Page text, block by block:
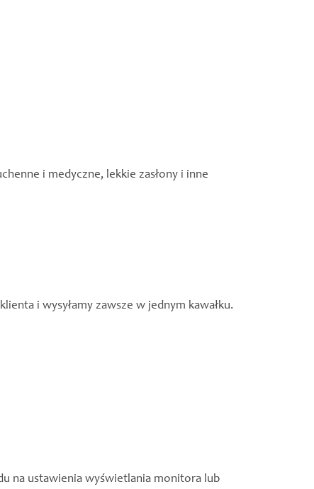
i medyczne, lekkie zasłony i inne
i wysyłamy zawsze w jednym kawałku.
na ustawienia wyświetlania monitora lub